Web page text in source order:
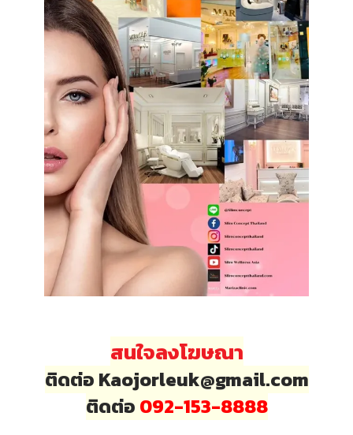
สนใจลงโฆษณา
ติดต่อ Kaojorleuk@gmail.com
ติดต่อ 092-153-8888